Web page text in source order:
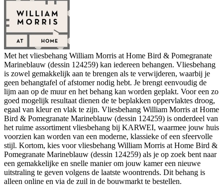
Met het vliesbehang William Morris at Home Bird & Pomegranate
Marineblauw (dessin 124259) kan iedereen behangen. Vliesbehang
is zowel gemakkelijk aan te brengen als te verwijderen, waarbij je
geen behangtafel of afstomer nodig hebt. Je brengt eenvoudig de
lijm aan op de muur en het behang kan worden geplakt. Voor een zo
goed mogelijk resultaat dienen de te beplakken oppervlaktes droog,
egaal van kleur en vlak te zijn. Vliesbehang William Morris at Home
Bird & Pomegranate Marineblauw (dessin 124259) is onderdeel van
het ruime assortiment vliesbehang bij KARWEI, waarmee jouw huis
voorzien kan worden van een moderne, klassieke of een sfeervolle
stijl. Kortom, kies voor vliesbehang William Morris at Home Bird &
Pomegranate Marineblauw (dessin 124259) als je op zoek bent naar
een gemakkelijke en snelle manier om jouw kamer een nieuwe
uitstraling te geven volgens de laatste woontrends. Dit behang is
alleen online en via de zuil in de bouwmarkt te bestellen.